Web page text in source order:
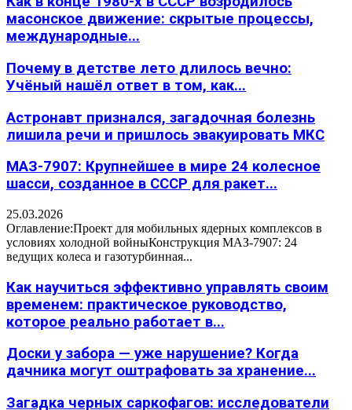
масонское движение: скрытые процессы,
международные...
Почему в детстве лето длилось вечно:
Учёный нашёл ответ в том, как...
Астронавт признался, загадочная болезнь
лишила речи и пришлось эвакуировать МКС
МАЗ-7907: Крупнейшее в мире 24 колесное
шасси, созданное в СССР для ракет...
25.03.2026
Оглавление:Проект для мобильных ядерных комплексов в
условиях холодной войныКонструкция МАЗ-7907: 24
ведущих колеса и газотурбинная...
Как научиться эффективно управлять своим
временем: практическое руководство,
которое реально работает в...
Доски у забора — уже нарушение? Когда
дачника могут оштрафовать за хранение...
Загадка черных саркофагов: исследователи